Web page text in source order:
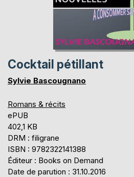
Cocktail pétillant
Sylvie Bascougnano
Romans & récits
ePUB
402,1 KB
DRM : filigrane
ISBN : 9782322141388
Éditeur : Books on Demand
Date de parution : 31.10.2016